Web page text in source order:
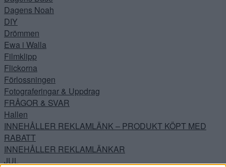
Dagens Noah
DIY
Drömmen
Ewa i Walla
Filmklipp
Flickorna
Förlossningen
Fotograferingar & Uppdrag
FRÅGOR & SVAR
Hallen
INNEHÅLLER REKLAMLÄNK – PRODUKT KÖPT MED
RABATT
INNEHÅLLER REKLAMLÄNKAR
JUL